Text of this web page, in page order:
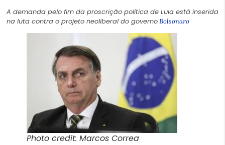
A demanda pelo fim da proscrição política de Lula está inserida
na luta contra o projeto neoliberal do governoBolsonaro
Photo credit: Marcos Correa